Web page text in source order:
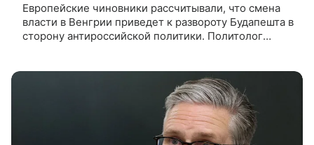
Европейские чиновники рассчитывали, что смена
власти в Венгрии приведет к развороту Будапешта в
сторону антироссийской политики. Политолог